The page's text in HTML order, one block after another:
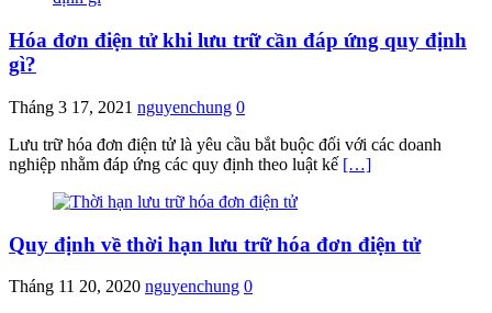
Hóa đơn điện tử khi lưu trữ cần đáp ứng quy định
gì?
Tháng 3 17, 2021 nguyenchung 0
Lưu trữ hóa đơn điện tử là yêu cầu bắt buộc đối với các doanh
nghiệp nhằm đáp ứng các quy định theo luật kế […]
Quy định về thời hạn lưu trữ hóa đơn điện tử
Tháng 11 20, 2020 nguyenchung 0